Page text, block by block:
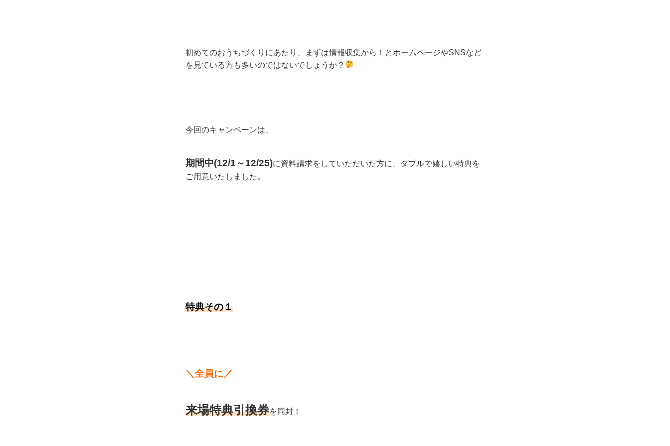
初めてのおうちづくりにあたり、まずは情報収集から！とホームページやSNSなど
を見ている方も多いのではないでしょうか？
今回のキャンペーンは、
期間中(12/1～12/25)に資料請求をしていただいた方に、ダブルで嬉しい特典を
ご用意いたしました。
特典その１
＼全員に／
来場特典引換券を同封！